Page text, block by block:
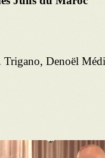
Trigano, Denoël